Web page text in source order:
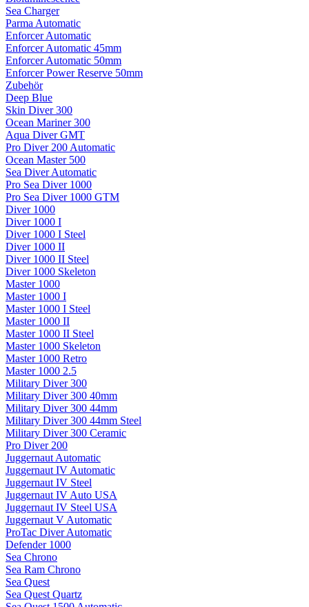
Sea Charger
Parma Automatic
Enforcer Automatic
Enforcer Automatic 45mm
Enforcer Automatic 50mm
Enforcer Power Reserve 50mm
Zubehör
Deep Blue
Skin Diver 300
Ocean Mariner 300
Aqua Diver GMT
Pro Diver 200 Automatic
Ocean Master 500
Sea Diver Automatic
Pro Sea Diver 1000
Pro Sea Diver 1000 GTM
Diver 1000
Diver 1000 I
Diver 1000 I Steel
Diver 1000 II
Diver 1000 II Steel
Diver 1000 Skeleton
Master 1000
Master 1000 I
Master 1000 I Steel
Master 1000 II
Master 1000 II Steel
Master 1000 Skeleton
Master 1000 Retro
Master 1000 2.5
Military Diver 300
Military Diver 300 40mm
Military Diver 300 44mm
Military Diver 300 44mm Steel
Military Diver 300 Ceramic
Pro Diver 200
Juggernaut Automatic
Juggernaut IV Automatic
Juggernaut IV Steel
Juggernaut IV Auto USA
Juggernaut IV Steel USA
Juggernaut V Automatic
ProTac Diver Automatic
Defender 1000
Sea Chrono
Sea Ram Chrono
Sea Quest
Sea Quest Quartz